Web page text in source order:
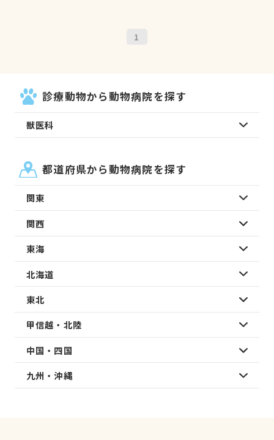
1
診療動物から動物病院を探す
獣医科
都道府県から動物病院を探す
関東
関西
東海
北海道
東北
甲信越・北陸
中国・四国
九州・沖縄